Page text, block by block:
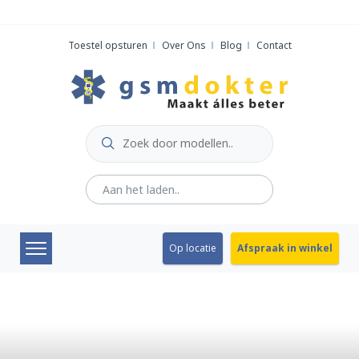
Toestel opsturen Over Ons Blog Contact
Op locatie Afspraak in winkel